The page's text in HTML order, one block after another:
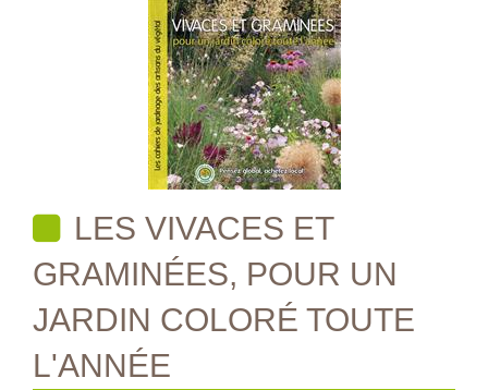
LES VIVACES ET
GRAMINÉES, POUR UN
JARDIN COLORÉ TOUTE
L'ANNÉE